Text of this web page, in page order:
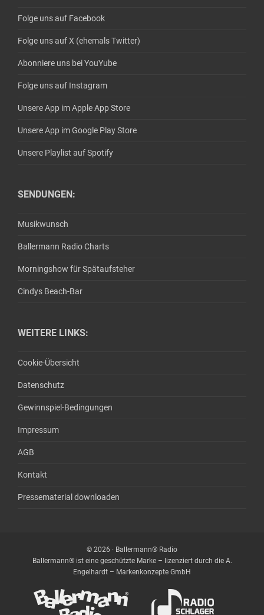
Folge uns auf Facebook
Folge uns auf X (ehemals Twitter)
Abonniere uns bei YouYube
Folge uns auf Instagram
Unsere App im Apple App Store
Unsere App im Google Play Store
Unsere Playlist auf Spotify
SENDUNGEN:
Musikwunsch
Ballermann Radio Charts
Morningshow für Spätaufsteher
Cindys Beach-Bar
WEITERE LINKS:
Cookie-Übersicht
Datenschutz
Gewinnspiel-Bedingungen
Impressum
AGB
Kontakt
Pressematerial downloaden
© 2026 · Ballermann® Radio
Ballermann® ist eine geschützte Marke – lizenziert durch die A.
Engelhardt – Markenkonzepte GmbH